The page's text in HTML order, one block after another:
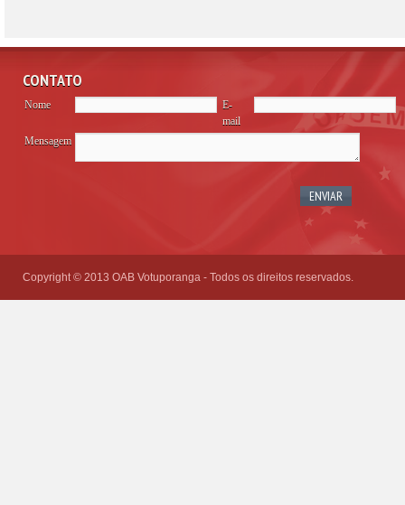
CONTATO
Nome
E-
mail
Mensagem
Copyright © 2013 OAB Votuporanga - Todos os direitos reservados.